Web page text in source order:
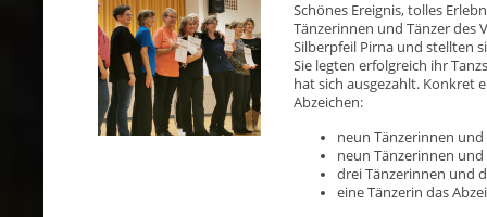
Schönes Ereignis, tolles
Tänzerinnen und Tänzer des
Silberpfeil Pirna und stellten
Sie legten erfolgreich ihr
hat sich ausgezahlt. Konkret
Abzeichen:
neun Tänzerinnen und
neun Tänzerinnen und
drei Tänzerinnen und
eine Tänzerin das